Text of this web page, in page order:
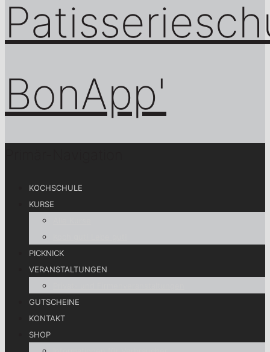
KOCHSCHULE
KURSE
PICKNICK
VERANSTALTUNGEN
GUTSCHEINE
KONTAKT
SHOP